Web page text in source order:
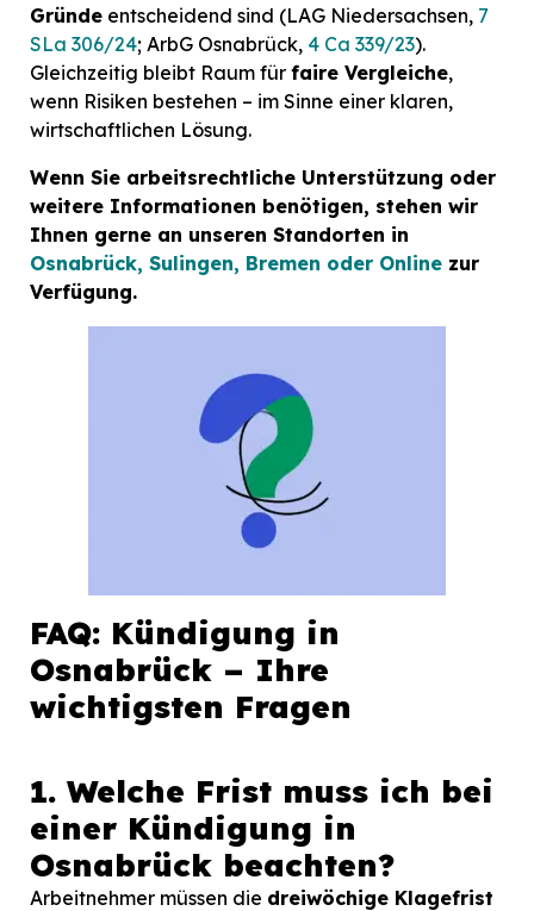
Gründe entscheidend sind (LAG Niedersachsen, 7
SLa 306/24; ArbG Osnabrück, 4 Ca 339/23).
Gleichzeitig bleibt Raum für faire Vergleiche,
wenn Risiken bestehen – im Sinne einer klaren,
wirtschaftlichen Lösung.
Wenn Sie arbeitsrechtliche Unterstützung oder
weitere Informationen benötigen, stehen wir
Ihnen gerne an unseren Standorten in
Osnabrück, Sulingen, Bremen oder Online zur
Verfügung.
FAQ: Kündigung in
Osnabrück – Ihre
wichtigsten Fragen
1. Welche Frist muss ich bei
einer Kündigung in
Osnabrück beachten?
Arbeitnehmer müssen die dreiwöchige Klagefrist